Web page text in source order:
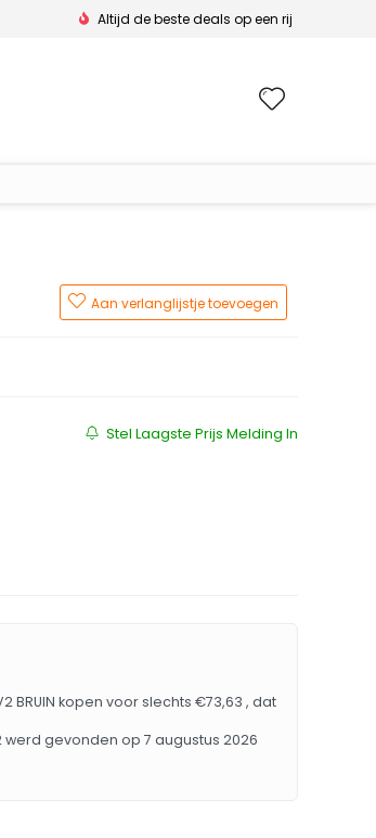
Altijd de beste deals op een rij
Aan verlanglijstje toevoegen
Stel Laagste Prijs Melding In
BRUIN kopen voor slechts €73,63 , dat
gevonden op 7 augustus 2026